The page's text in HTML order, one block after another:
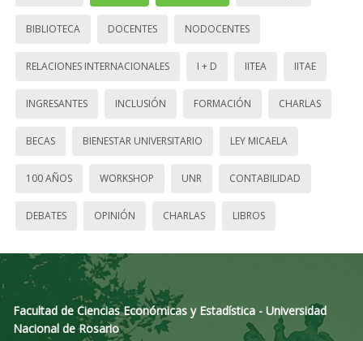
BIBLIOTECA DOCENTES NODOCENTES
RELACIONES INTERNACIONALES I + D IITEA IITAE
INGRESANTES INCLUSIÓN FORMACIÓN CHARLAS
BECAS BIENESTAR UNIVERSITARIO LEY MICAELA
100 AÑOS WORKSHOP UNR CONTABILIDAD
DEBATES OPINIÓN CHARLAS LIBROS
Facultad de Ciencias Económicas y Estadística - Universidad
Nacional de Rosario